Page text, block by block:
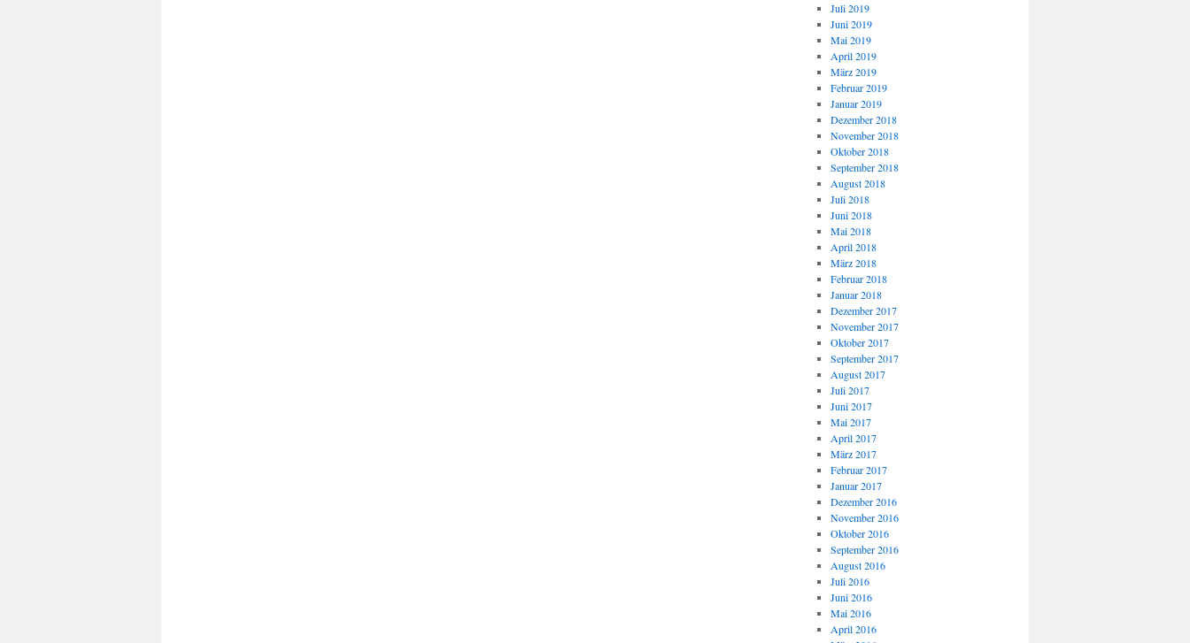
Juli 2019
Juni 2019
Mai 2019
April 2019
März 2019
Februar 2019
Januar 2019
Dezember 2018
November 2018
Oktober 2018
September 2018
August 2018
Juli 2018
Juni 2018
Mai 2018
April 2018
März 2018
Februar 2018
Januar 2018
Dezember 2017
November 2017
Oktober 2017
September 2017
August 2017
Juli 2017
Juni 2017
Mai 2017
April 2017
März 2017
Februar 2017
Januar 2017
Dezember 2016
November 2016
Oktober 2016
September 2016
August 2016
Juli 2016
Juni 2016
Mai 2016
April 2016